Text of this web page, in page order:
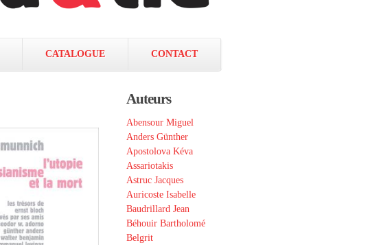
CATALOGUE CONTACT
Auteurs
Abensour Miguel
Anders Günther
Apostolova Kéva
Assariotakis
Astruc Jacques
Auricoste Isabelle
Baudrillard Jean
Béhouir Bartholomé
Belgrit